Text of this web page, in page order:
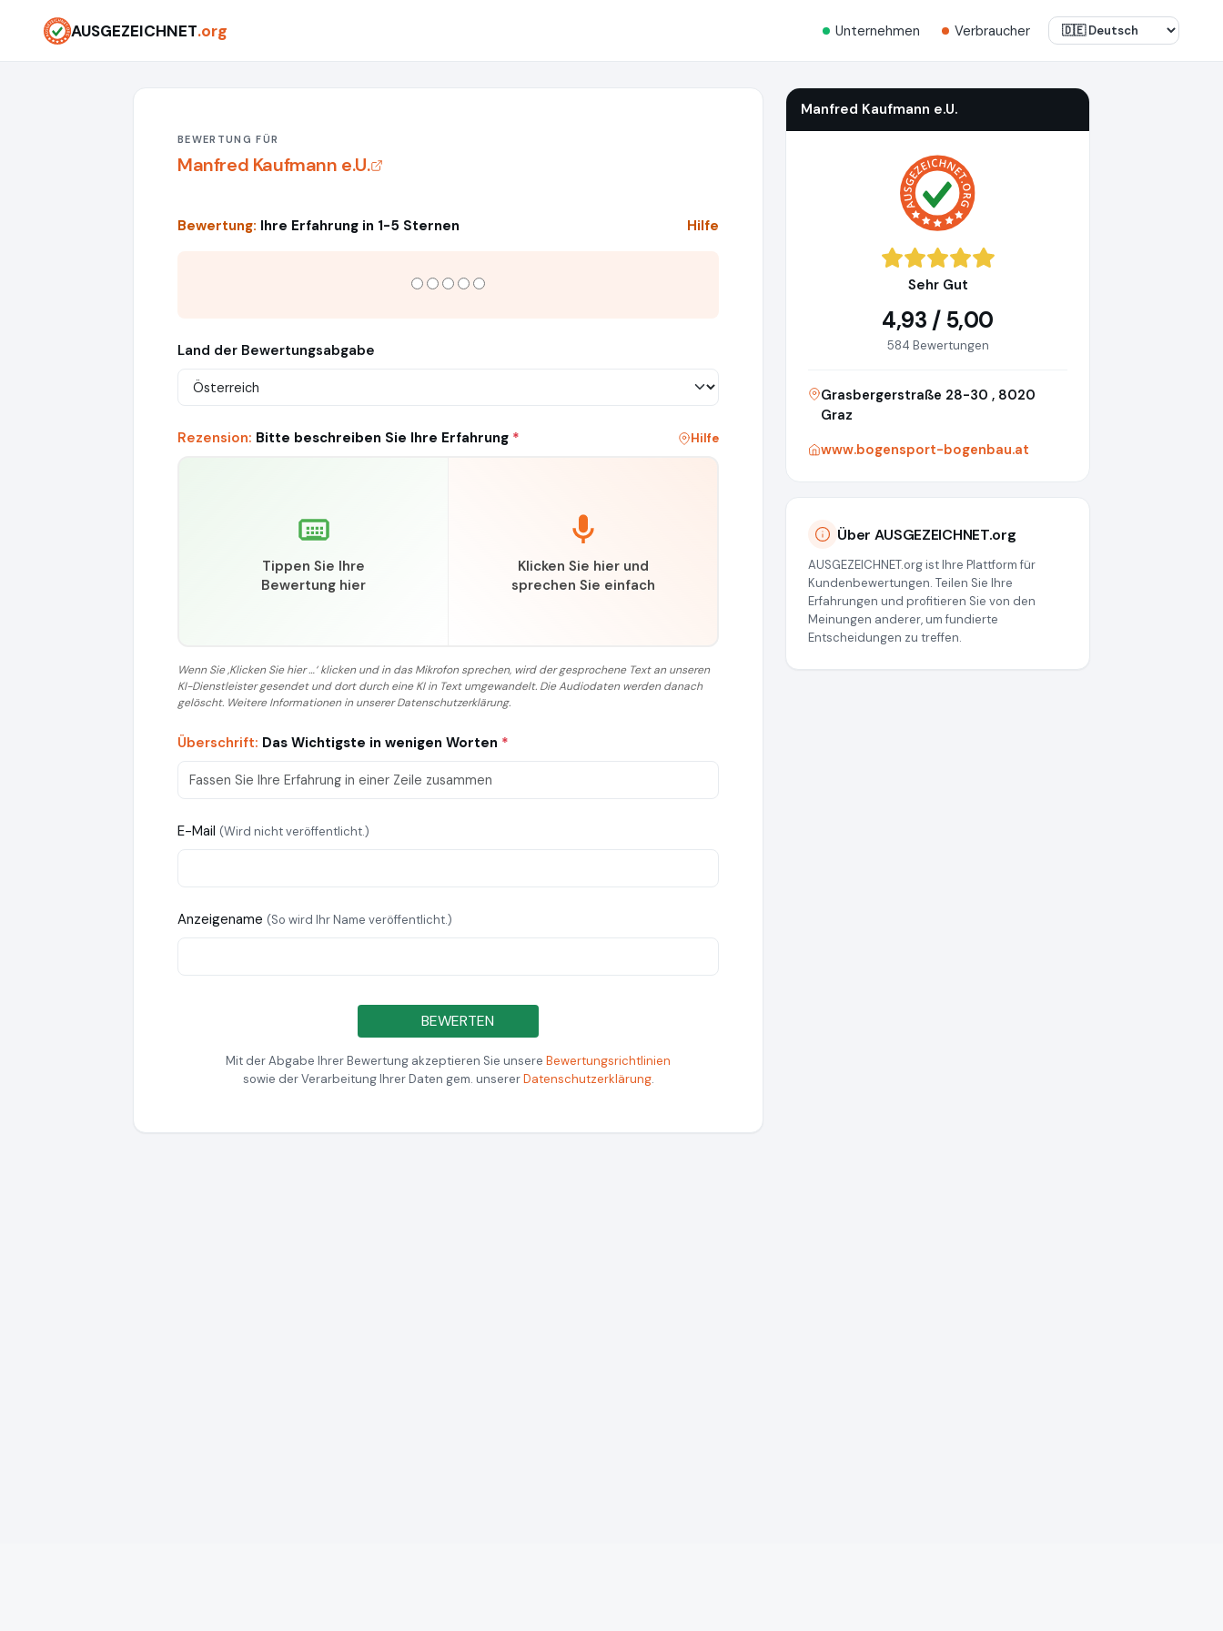
AUSGEZEICHNET.org Unternehmen Verbraucher
BEWERTUNG FÜR
Manfred Kaufmann e.U.
Bewertung: Ihre Erfahrung in 1-5 Sternen Hilfe
Land der Bewertungsabgabe
Rezension: Bitte beschreiben Sie Ihre Erfahrung * Hilfe
Tippen Sie Ihre
Bewertung hier
Klicken Sie hier und
sprechen Sie einfach
Wenn Sie ‚Klicken Sie hier …‘ klicken und in das Mikrofon sprechen, wird der gesprochene Text an unseren
KI-Dienstleister gesendet und dort durch eine KI in Text umgewandelt. Die Audiodaten werden danach
gelöscht. Weitere Informationen in unserer Datenschutzerklärung.
Überschrift: Das Wichtigste in wenigen Worten *
E-Mail (Wird nicht veröffentlicht.)
Anzeigename (So wird Ihr Name veröffentlicht.)
BEWERTEN
Mit der Abgabe Ihrer Bewertung akzeptieren Sie unsereBewertungsrichtlinien
sowie der Verarbeitung Ihrer Daten gem. unsererDatenschutzerklärung.
Manfred Kaufmann e.U.
Sehr Gut
4,93 / 5,00
584 Bewertungen
Grasbergerstraße 28-30 , 8020
Graz
www.bogensport-bogenbau.at
Über AUSGEZEICHNET.org
AUSGEZEICHNET.org ist Ihre Plattform für
Kundenbewertungen. Teilen Sie Ihre
Erfahrungen und profitieren Sie von den
Meinungen anderer, um fundierte
Entscheidungen zu treffen.